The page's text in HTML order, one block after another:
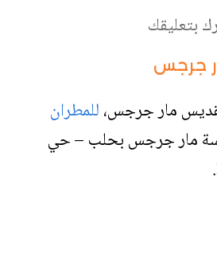
بتعليقك
جرجس
مار جرجس،للمطران
مار جرجس بحلب – حي